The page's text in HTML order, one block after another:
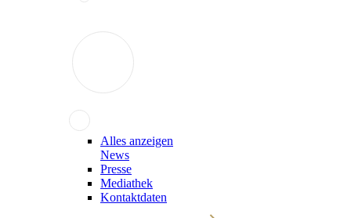
Alles anzeigen
News
Presse
Mediathek
Kontaktdaten